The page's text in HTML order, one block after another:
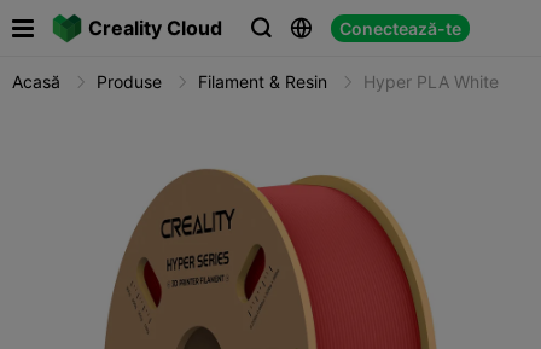
Creality Cloud   Conectează-te

Acasă Produse Filament & Resin Hyper PLA White